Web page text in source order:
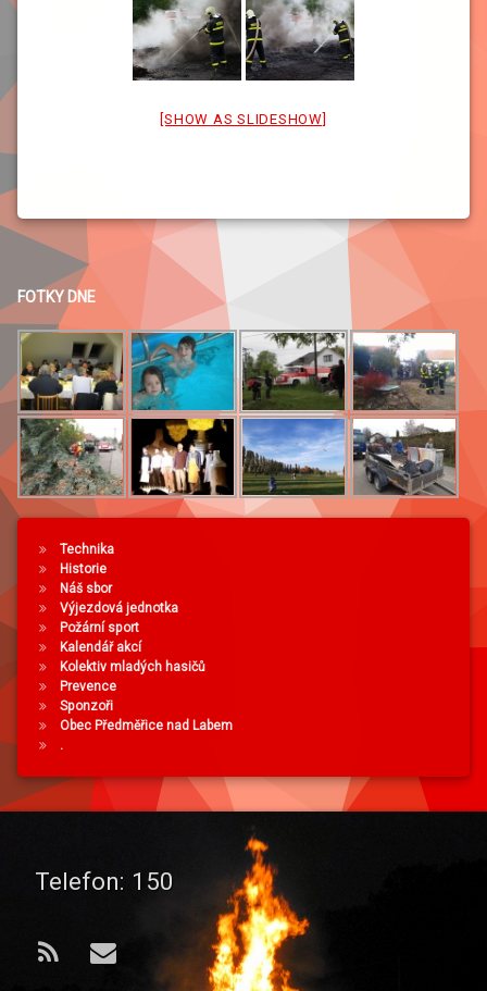
[SHOW AS SLIDESHOW]
FOTKY DNE
Technika
Historie
Náš sbor
Výjezdová jednotka
Požární sport
Kalendář akcí
Kolektiv mladých hasičů
Prevence
Sponzoři
Obec Předměřice nad Labem
.
Telefon: 150
RSS E-mail